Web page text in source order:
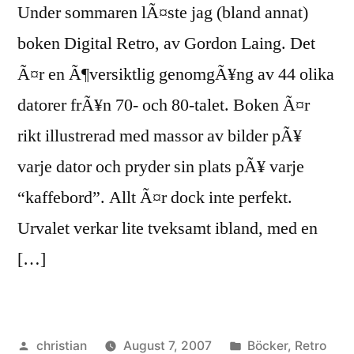
Under sommaren lÃ¤ste jag (bland annat)
boken Digital Retro, av Gordon Laing. Det
Ã¤r en Ã¶versiktlig genomgÃ¥ng av 44 olika
datorer frÃ¥n 70- och 80-talet. Boken Ã¤r
rikt illustrerad med massor av bilder pÃ¥
varje dator och pryder sin plats pÃ¥ varje
“kaffebord”. Allt Ã¤r dock inte perfekt.
Urvalet verkar lite tveksamt ibland, med en
[…]
Posted
christian August 7, 2007
Posted
Böcker, Retro